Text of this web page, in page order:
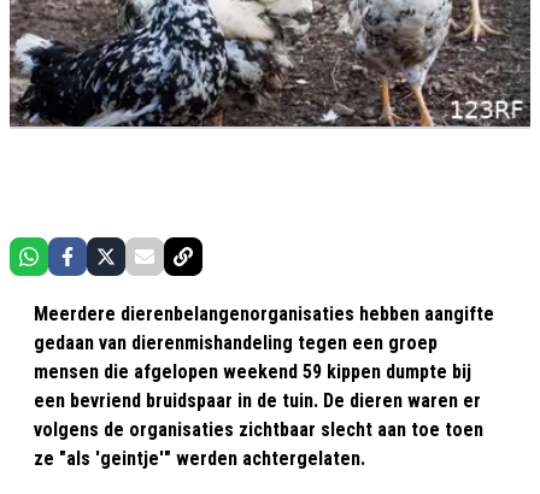
Meerdere dierenbelangenorganisaties hebben aangifte
gedaan van dierenmishandeling tegen een groep
mensen die afgelopen weekend 59 kippen dumpte bij
een bevriend bruidspaar in de tuin. De dieren waren er
volgens de organisaties zichtbaar slecht aan toe toen
ze "als 'geintje'" werden achtergelaten.